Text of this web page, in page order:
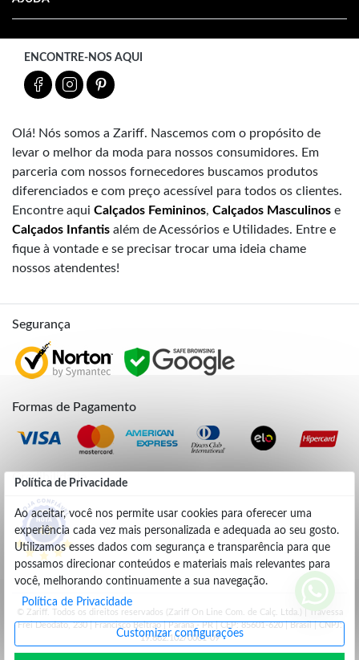
Política de Privacidade
Ao aceitar, você nos permite usar cookies para oferecer uma
experiência cada vez mais personalizada e adequada ao seu gosto.
Utilizamos esses dados com segurança e transparência para que
possamos direcionar conteúdos e materiais mais relevantes para
você, melhorando continuamente a sua navegação.
Política de Privacidade
Customizar configurações
ENCONTRE-NOS AQUI
Olá! Nós somos a Zariff. Nascemos com o propósito de
levar o melhor da moda para nossos consumidores. Em
parceria com nossos fornecedores buscamos produtos
diferenciados e com preço acessível para todos os clientes.
Encontre aqui Calçados Femininos, Calçados Masculinos e
Calçados Infantis além de Acessórios e Utilidades. Entre e
fique à vontade e se precisar trocar uma ideia chame
nossos atendentes!
Segurança
Formas de Pagamento
Credibilidade
4.9
© Zariff. Todos os direitos reservados (Zariff On Line Com. de Calç. Ltda.) | Travessa
Frei Deodato, 230 | Francisco Beltrão | Parana - PR | CEP: 85601-620 | Brasil | CNPJ:
19.662.102/0001-09